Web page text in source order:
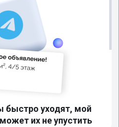
этажи
быстро уходят, мой
их не упустить